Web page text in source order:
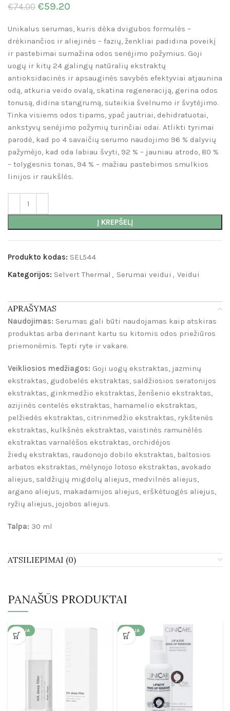
€74.00 €59.20
Unikalus serumas, kuris dėka dvigubos formulės –
drėkinančios ir aliejinės – fazių, ženkliai padidina poveikį
ir pastebimai sumažina odos senėjimo požymius. Goji
uogų ir kitų 24 galingų natūralių ekstraktų
antioksidacinės ir apsauginės savybės efektyviai atjaunina
odą, atkuria veido ovalą, skatina regeneraciją, gerina odos
tonusą, didina stangrumą, suteikia švelnumo ir švytėjimo.
Tinka visiems odos tipams, ypač jautriai, dehidratuotai,
ankstyvų senėjimo požymių turinčiai odai. Atlikti tyrimai
parodė, kad po 4 savaičių serumo naudojimo 96 % dalyvių
pažymėjo, kad oda labiau švyti, 92 % – jauniau atrodo, 80 %
– tolygesnis tonas, 94 % – mažiau pastebimos smulkios
linijos ir raukšlės.
Į KREPŠELĮ
Produkto kodas: SEL544
Kategorijos: Selvert Thermal , Serumai veidui , Veidui
APRAŠYMAS
Naudojimas: Serumas gali būti naudojamas kaip atskiras
produktas arba derinant kartu su kitomis odos priežiūros
priemonėmis. Tepti ryte ir vakare.
Veikliosios medžiagos: Goji uogų ekstraktas, jazminų
ekstraktas, gudobelės ekstraktas, saldžiosios seratonijos
ekstraktas, ginkmedžio ekstraktas, ženšenio ekstraktas,
azijinės centelės ekstraktas, hamamelio ekstraktas,
pelžiedės ekstraktas, citrinmedžio ekstraktas, rykštenės
ekstraktas, kulkšnės ekstraktas, vaistinės ramunėlės
ekstraktas varnalėšos ekstraktas, orchidėjos
žiedų ekstraktas, raudonojo dobilo ekstraktas, baltosios
arbatos ekstraktas, mėlynojo lotoso ekstraktas, avokado
aliejus, saldžiųjų migdolų aliejus, medvilnės aliejus,
argano aliejus, makadamijos aliejus, erškėtuogės aliejus,
ryžių aliejus, jojobos aliejus.
Talpa: 30 ml
ATSILIEPIMAI (0)
PANAŠŪS PRODUKTAI
AKCIJA AKCIJA